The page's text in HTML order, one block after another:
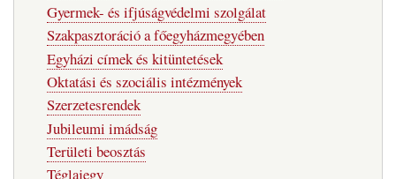
Gyermek- és ifjúságvédelmi szolgálat
Szakpasztoráció a főegyházmegyében
Egyházi címek és kitüntetések
Oktatási és szociális intézmények
Szerzetesrendek
Jubileumi imádság
Területi beosztás
Téglajegy